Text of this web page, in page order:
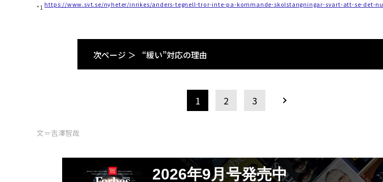
*1https://www.svt.se/nyheter/inrikes/anders-tegnell-tror-inte-pa-kommande-skolstangningar-svart-att-se-det-nu
次ページ ＞ “緩い”対応の理由
1 2 3
文＝吉澤智哉
2026年9月号発売中